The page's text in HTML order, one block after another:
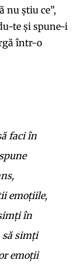
nu știu ce”,
te și spune-i
într-o
faci în
emoțiile,
în
să simți
emoții